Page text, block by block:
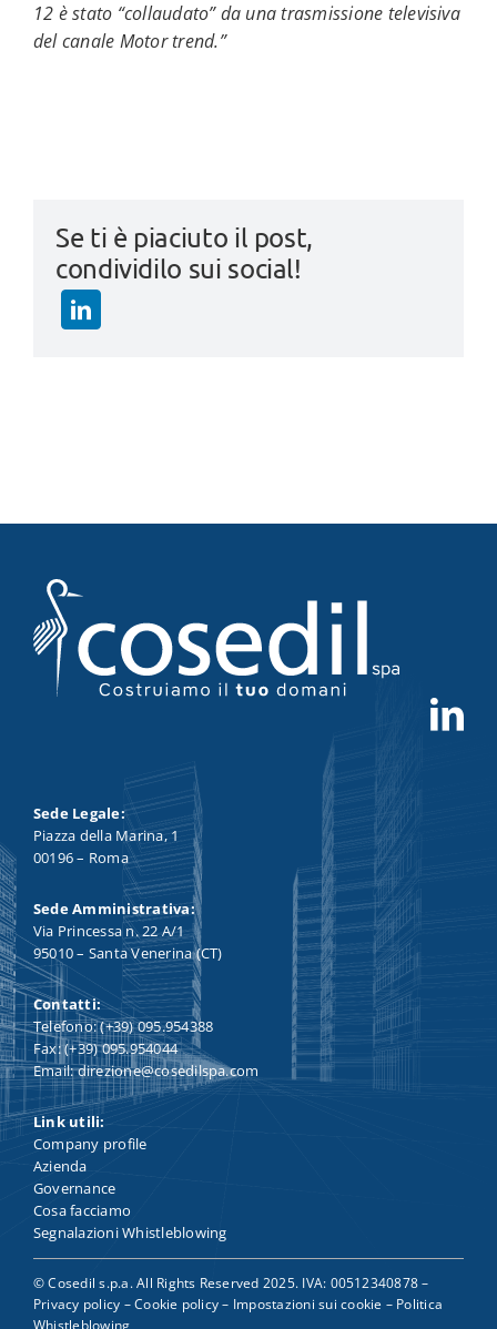
12 è stato “collaudato” da una trasmissione televisiva
del canale Motor trend.”
Se ti è piaciuto il post,
condividilo sui social!
Sede Legale:
Piazza della Marina, 1
00196 – Roma
Sede Amministrativa:
Via Princessa n. 22 A/1
95010 – Santa Venerina (CT)
Contatti:
Telefono: (+39) 095.954388
Fax: (+39) 095.954044
Email: direzione@cosedilspa.com
Link utili:
Company profile
Azienda
Governance
Cosa facciamo
Segnalazioni Whistleblowing
© Cosedil s.p.a. All Rights Reserved 2025. IVA: 00512340878 –
Privacy policy –Cookie policy– Impostazioni sui cookie – Politica